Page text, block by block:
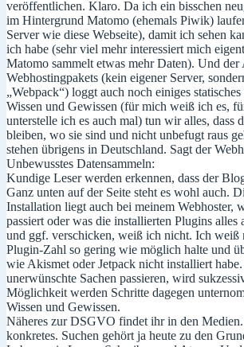
veröffentlichen. Klaro. Da ich ein bisschen
im Hintergrund Matomo (ehemals Piwik)
Server wie diese Webseite), damit ich sehen
ich habe (sehr viel mehr interessiert mich
Matomo sammelt etwas mehr Daten). Und der
Webhostingpakets (kein eigener Server,
„Webpack“) loggt auch noch einiges
Wissen und Gewissen (für mich weiß ich es,
unterstelle ich es auch mal) tun wir alles, dass
bleiben, wo sie sind und nicht unbefugt raus
stehen übrigens in Deutschland. Sagt der
Unbewusstes Datensammeln:
Kundige Leser werden erkennen, dass der
Ganz unten auf der Seite steht es wohl auch.
Installation liegt auch bei meinem Webhoster,
passiert oder was die installierten Plugins alles
und ggf. verschicken, weiß ich nicht. Ich weiß
Plugin-Zahl so gering wie möglich halte und
wie Akismet oder Jetpack nicht installiert
unerwünschte Sachen passieren, wird
Möglichkeit werden Schritte dagegen
Wissen und Gewissen.
Näheres zur DSGVO findet ihr in den
konkretes. Suchen gehört ja heute zu den